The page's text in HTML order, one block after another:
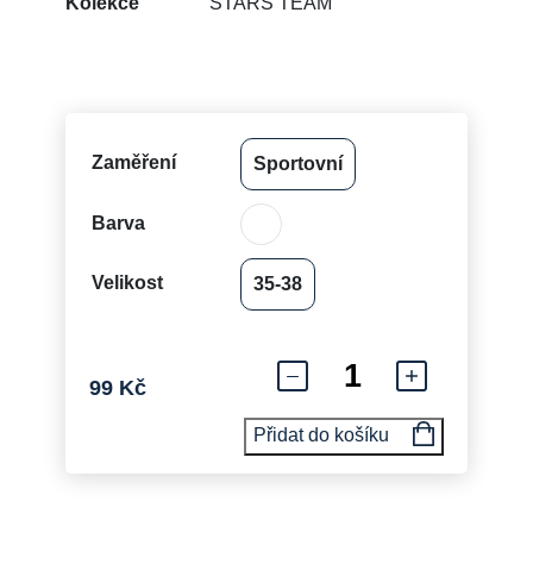
Zaměření Sportovní
Barva
Velikost 35-38
99 Kč Czech Olympic
Přidat do košíku